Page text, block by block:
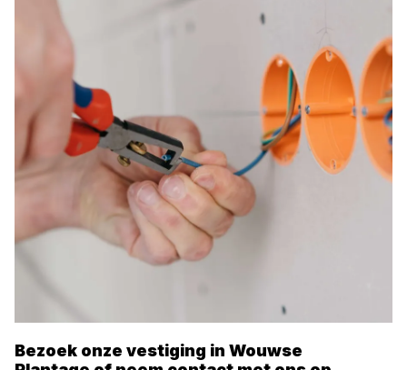
Bezoek onze vestiging in Wouwse